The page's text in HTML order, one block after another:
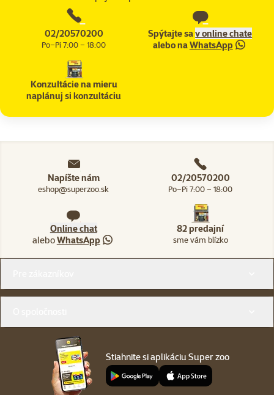
02/20570200
Po–Pi 7:00 – 18:00
Spýtajte sav online chate
alebo naWhatsApp
Konzultácie na mieru
naplánuj si konzultáciu
Napíšte nám
eshop@superzoo.sk
02/20570200
Po–Pi 7:00 – 18:00
Online chat
aleboWhatsApp
82 predajní
sme vám blízko
Stiahnite si aplikáciu Super zoo